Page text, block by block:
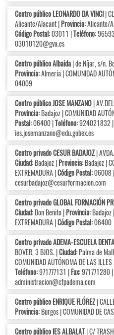
Centro público LEONARDO DA VINCI|
Alicante/Alacant |Provincia:Alicante/
Código Postal:03011 |Teléfono:
03010120@gva.es
Centro público Albaida| de Níjar, s/n.
Provincia:Almería | COMUNIDAD
04009
Centro público JOSE MANZANO|
Provincia:Badajoz | COMUNIDAD
Postal:06400 |Teléfono:924021832 |
ies.josemanzano@edu.gobex.es
Centro privado CESUR BADAJOZ|
Ciudad:Badajoz |Provincia:Badajoz |
EXTREMADURA |Código Postal:06008 |
cesurbadajoz@cesurformacion.com
Centro privado GLOBAL FORMACIÓN
Ciudad:Don Benito |Provincia:Badajoz
EXTREMADURA |Código Postal:06400
Centro privado ADEMA-ESCUELA
BOVER, 3 BJOS. |Ciudad:Palma de
COMUNIDAD AUTÓNOMA DE LAS
Teléfono:971777131 |Fax:971771280 |
administracion@cfpadema.com
Centro público ENRIQUE FLÓREZ|
Provincia:Burgos | COMUNIDAD DE
Centro público IES ALBALAT| C/